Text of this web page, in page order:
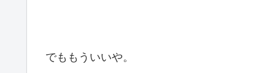
でももういいや。